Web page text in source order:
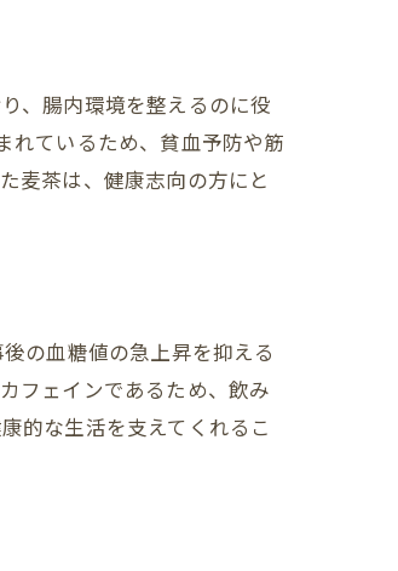
、腸内環境を整えるのに役
れているため、貧血予防や筋
麦茶は、健康志向の方にと
の血糖値の急上昇を抑える
フェインであるため、飲み
的な生活を支えてくれるこ